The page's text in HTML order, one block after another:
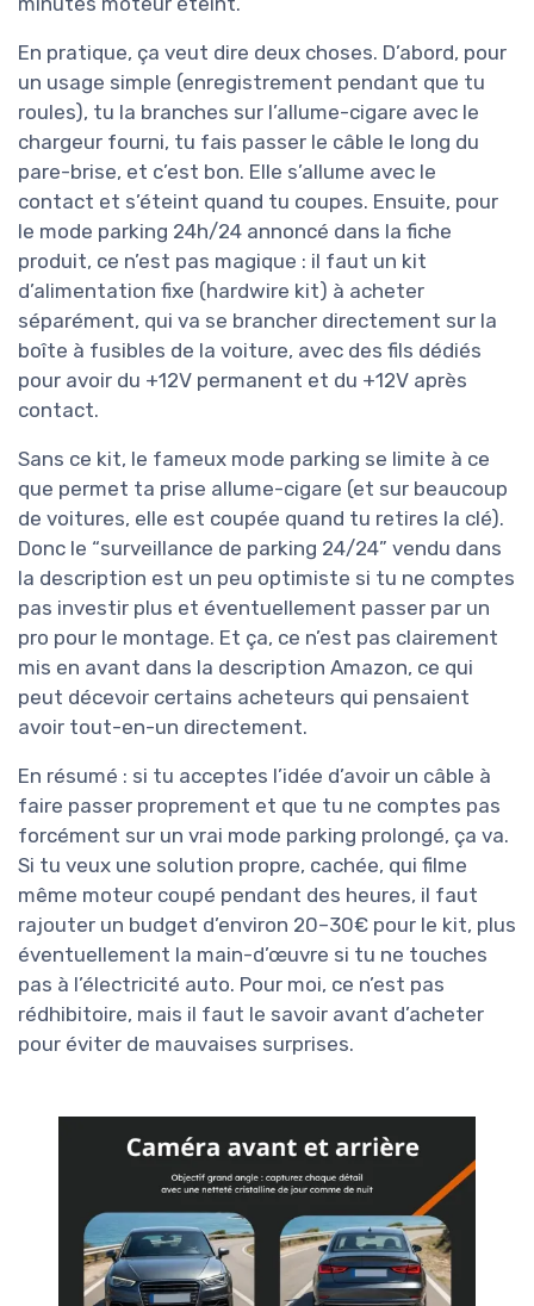
En pratique, ça veut dire deux choses. D’abord, pour
un usage simple (enregistrement pendant que tu
roules), tu la branches sur l’allume-cigare avec le
chargeur fourni, tu fais passer le câble le long du
pare-brise, et c’est bon. Elle s’allume avec le
contact et s’éteint quand tu coupes. Ensuite, pour
le mode parking 24h/24 annoncé dans la fiche
produit, ce n’est pas magique : il faut un kit
d’alimentation fixe (hardwire kit) à acheter
séparément, qui va se brancher directement sur la
boîte à fusibles de la voiture, avec des fils dédiés
pour avoir du +12V permanent et du +12V après
contact.
Sans ce kit, le fameux mode parking se limite à ce
que permet ta prise allume-cigare (et sur beaucoup
de voitures, elle est coupée quand tu retires la clé).
Donc le “surveillance de parking 24/24” vendu dans
la description est un peu optimiste si tu ne comptes
pas investir plus et éventuellement passer par un
pro pour le montage. Et ça, ce n’est pas clairement
mis en avant dans la description Amazon, ce qui
peut décevoir certains acheteurs qui pensaient
avoir tout-en-un directement.
En résumé : si tu acceptes l’idée d’avoir un câble à
faire passer proprement et que tu ne comptes pas
forcément sur un vrai mode parking prolongé, ça va.
Si tu veux une solution propre, cachée, qui filme
même moteur coupé pendant des heures, il faut
rajouter un budget d’environ 20–30€ pour le kit, plus
éventuellement la main-d’œuvre si tu ne touches
pas à l’électricité auto. Pour moi, ce n’est pas
rédhibitoire, mais il faut le savoir avant d’acheter
pour éviter de mauvaises surprises.